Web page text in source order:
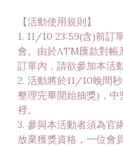
【活動使用規則】
1. 11/10 23:59(含)前訂
會。由於ATM匯款對帳
訂單內，請欲參加本活
2. 活動將於11/10晚間
整理完畢開始抽獎)，
裡。
3. 參與本活動者須為官
放棄獲獎資格，一位會